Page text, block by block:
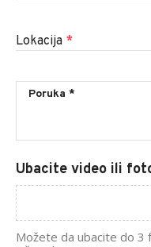
Lokacija *
Ubacite video ili
Možete da ubacite do 3